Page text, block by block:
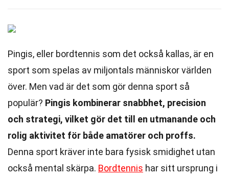
Pingis, eller bordtennis som det också kallas, är en
sport som spelas av miljontals människor världen
över. Men vad är det som gör denna sport så
populär? Pingis kombinerar snabbhet, precision
och strategi, vilket gör det till en utmanande och
rolig aktivitet för både amatörer och proffs.
Denna sport kräver inte bara fysisk smidighet utan
också mental skärpa. Bordtennis har sitt ursprung i